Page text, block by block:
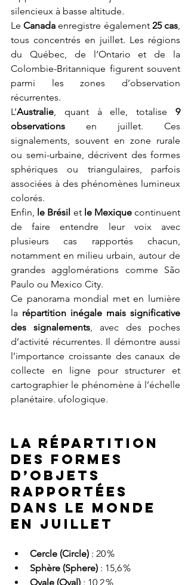
silencieux à basse altitude.
Le Canada enregistre également 25 cas
tous concentrés en juillet. Les régions
du Québec, de l’Ontario et de la
Colombie-Britannique figurent souvent
parmi les zones d’observation
récurrentes.
L’Australie , quant à elle, totalise 9
observations en juillet. Ces
signalements, souvent en zone rurale
ou semi-urbaine, décrivent des formes
sphériques ou triangulaires, parfois
associées à des phénomènes lumineux
colorés.
Enfin, le Brésil et le Mexique continuent
de faire entendre leur voix avec
plusieurs cas rapportés chacun,
notamment en milieu urbain, autour de
grandes agglomérations comme São
Paulo ou Mexico City.
Ce panorama mondial met en lumière
la répartition inégale mais significative
des signalements , avec des poches
d’activité récurrentes. Il démontre aussi
l’importance croissante des canaux de
collecte en ligne pour structurer et
cartographier le phénomène à l’échelle
planétaire. ufologique.
La répartition
des formes
d’objets
rapportées
dans le monde
en juillet
Cercle (Circle) : 20 %
Sphère (Sphere) : 15,6 %
Ovale (Oval) : 10,2 %